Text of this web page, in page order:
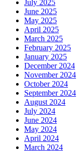
July 2025
June 2025
May 2025
April 2025
March 2025
February 2025
January 2025
December 2024
November 2024
October 2024
September 2024
August 2024
July 2024
June 2024
May 2024
April 2024
March 2024